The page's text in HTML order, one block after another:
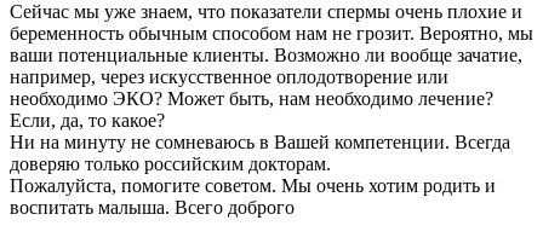
Сейчас мы уже знаем, что показатели спермы очень плохие и
беременность обычным способом нам не грозит. Вероятно, мы
ваши потенциальные клиенты. Возможно ли вообще зачатие,
например, через искусственное оплодотворение или
необходимо ЭКО? Может быть, нам необходимо лечение?
Если, да, то какое?
Ни на минуту не сомневаюсь в Вашей компетенции. Всегда
доверяю только российским докторам.
Пожалуйста, помогите советом. Мы очень хотим родить и
воспитать малыша. Всего доброго